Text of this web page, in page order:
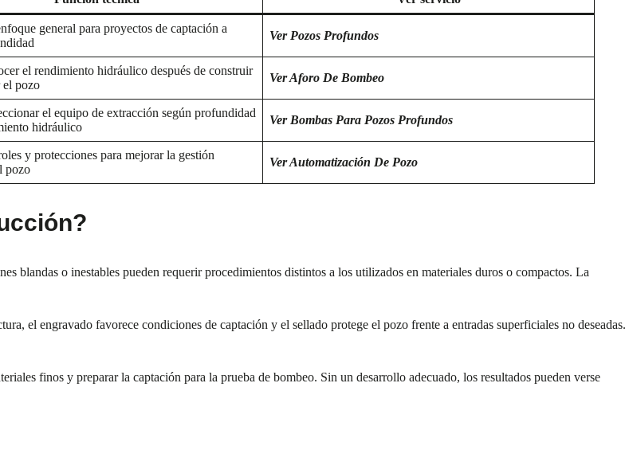
general para proyectos de captación a
Ver Pozos Profundos
el rendimiento hidráulico después de construir
el pozo
Ver Aforo De Bombeo
el equipo de extracción según profundidad
hidráulico
Ver Bombas Para Pozos Profundos
y protecciones para mejorar la gestión
pozo
Ver Automatización De Pozo
blandas o inestables pueden requerir procedimientos distintos a los utilizados en materiales duros o compactos. La
el engravado favorece condiciones de captación y el sellado protege el pozo frente a entradas superficiales no deseadas.
finos y preparar la captación para la prueba de bombeo. Sin un desarrollo adecuado, los resultados pueden verse